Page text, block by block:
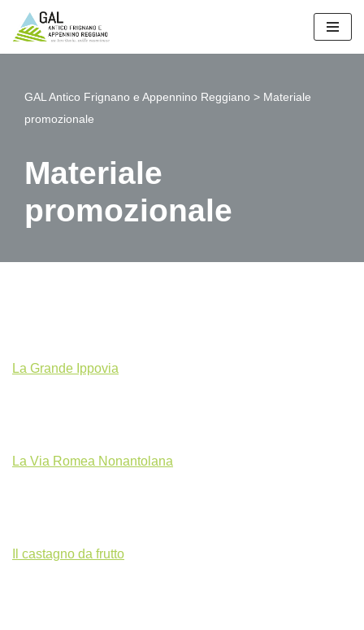
Vai
GAL Antico Frignano e Appennino Reggiano > Materiale
promozionale
Materiale
promozionale
La Grande Ippovia
La Via Romea Nonantolana
Il castagno da frutto